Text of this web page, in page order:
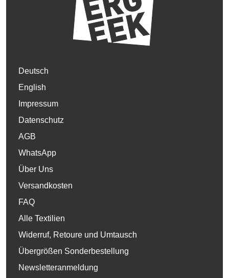
Deutsch
English
Impressum
Datenschutz
AGB
WhatsApp
Über Uns
Versandkosten
FAQ
Alle Textilien
Widerruf, Retoure und Umtausch
Übergrößen Sonderbestellung
Newsletteranmeldung